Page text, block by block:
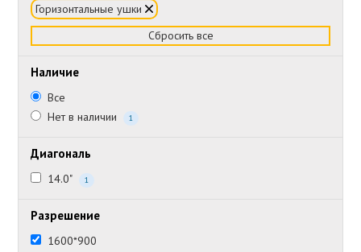
Горизонтальные ушки
Сбросить все
Наличие
Все
Нет в наличии
1
Диагональ
14.0" 1
Разрешение
1600*900